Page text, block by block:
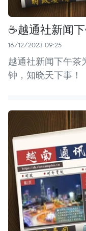
☕️越通社新闻下
16/12/2023 09:25
越通社新闻下午茶
钟，知晓天下事！